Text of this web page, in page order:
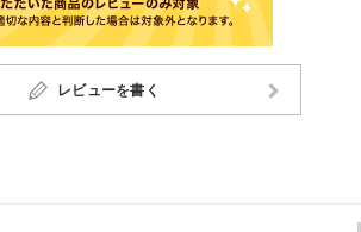
レビューを書く